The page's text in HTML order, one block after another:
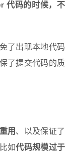
代码的时候，不
了出现本地代码
了提交代码的质
用 、以及保证了
如代码规模过于